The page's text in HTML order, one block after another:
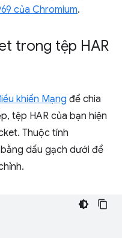
của Chromium.
trong tệp HAR
khiển Mạng để chia
tệp HAR của bạn hiện
Thuộc tính
dấu gạch dưới để